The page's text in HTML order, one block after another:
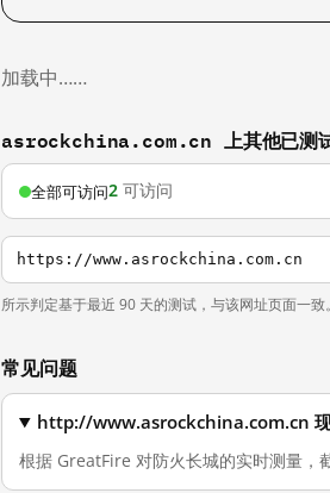
加载中……
asrockchina.com.cn 上其他已测
全部可访问2 可访问
https://www.asrockchina.com.cn
所示判定基于最近 90 天的测试，与该网址页面一致。
常见问题
http://www.asrockchina.com.cn 现
根据 GreatFire 对防火长城的实时测量